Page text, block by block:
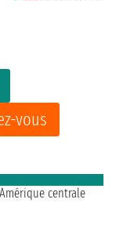
vous